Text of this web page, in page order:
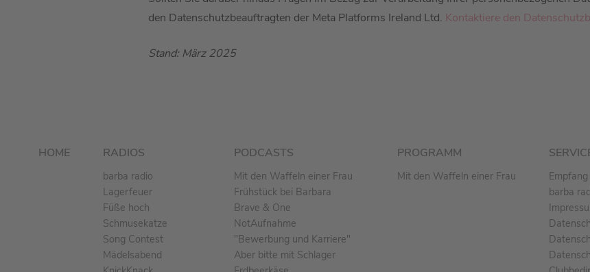
den Datenschutzbeauftragten der Meta Platforms Ireland Ltd. Kontaktiere den
Stand: März 2025
HOME RADIOS
barba radio
Lagerfeuer
Füße hoch
Schmusekatze
Song Contest
Mädelsabend
PODCASTS
Mit den Waffeln einer Frau
Frühstück bei Barbara
Brave & One
NotAufnahme
"Bewerbung und Karriere"
Aber bitte mit Schlager
PROGRAMM
Mit den Waffeln einer Frau
Empfang
barba